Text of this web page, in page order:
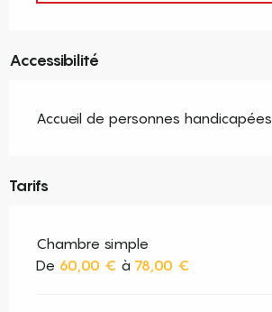
Accessibilité
Accueil de personnes handicapées
Tarifs
Chambre simple
De 60,00 € à 78,00 €